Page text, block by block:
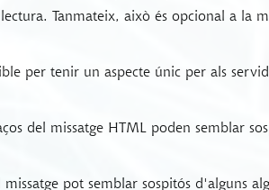
Tanmateix, això és opcional a la
per tenir un aspecte únic per als
del missatge HTML poden semblar
pot semblar sospitós d'alguns